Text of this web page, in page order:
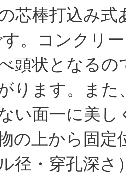
芯棒打込み式
す。コンクリ
頭状となるの
ります。また
い面一に美
の上から固定
ル径・穿孔深